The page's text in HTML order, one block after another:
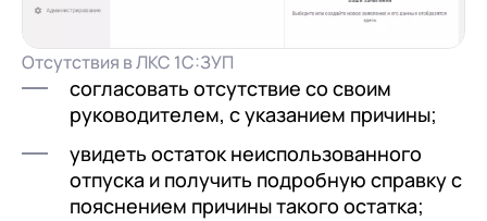
Отсутствия в ЛКС 1С:ЗУП
согласовать отсутствие со своим
руководителем, с указанием причины;
увидеть остаток неиспользованного
отпуска и получить подробную справку с
пояснением причины такого остатка;